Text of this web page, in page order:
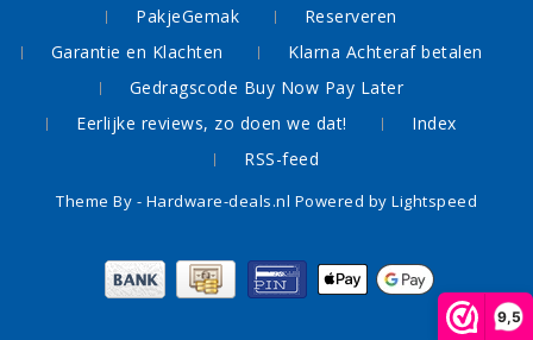
9,5
PakjeGemak
Reserveren
Garantie en Klachten
Klarna Achteraf betalen
Gedragscode Buy Now Pay Later
Eerlijke reviews, zo doen we dat!
Index
RSS-feed
Theme By - Hardware-deals.nl Powered by Lightspeed